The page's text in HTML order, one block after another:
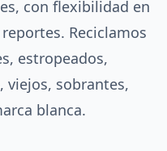
con flexibilidad en
Reciclamos
estropeados,
viejos, sobrantes,
blanca.